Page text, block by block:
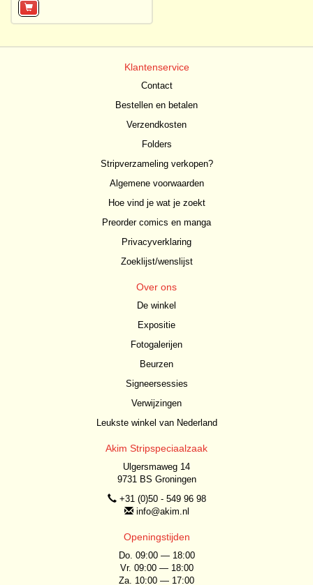
Klantenservice
Contact
Bestellen en betalen
Verzendkosten
Folders
Stripverzameling verkopen?
Algemene voorwaarden
Hoe vind je wat je zoekt
Preorder comics en manga
Privacyverklaring
Zoeklijst/wenslijst
Over ons
De winkel
Expositie
Fotogalerijen
Beurzen
Signeersessies
Verwijzingen
Leukste winkel van Nederland
Akim Stripspeciaalzaak
Ulgersmaweg 14
9731 BS Groningen
+31 (0)50 - 549 96 98
info@akim.nl
Openingstijden
Do. 09:00 — 18:00
Vr. 09:00 — 18:00
Za. 10:00 — 17:00